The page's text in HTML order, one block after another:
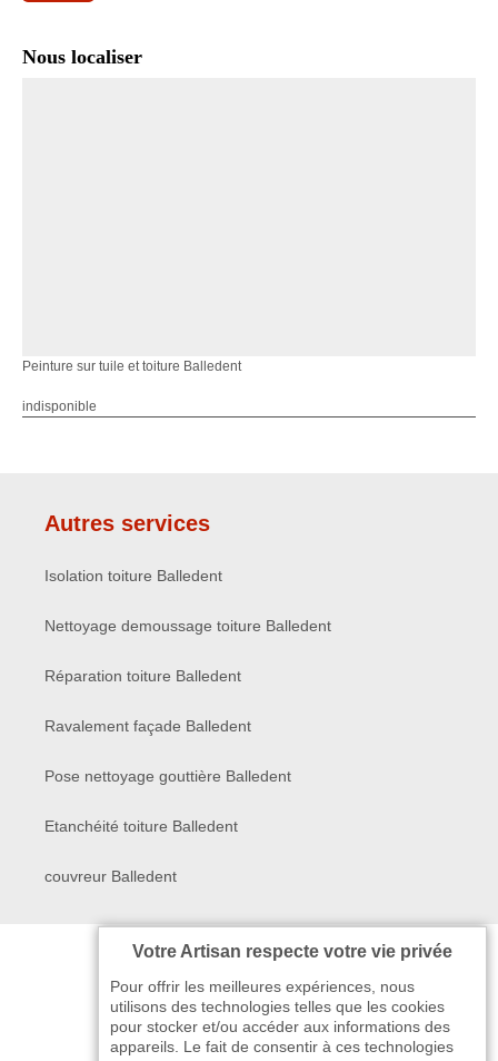
Nous localiser
Peinture sur tuile et toiture Balledent
indisponible
Autres services
Isolation toiture Balledent
Nettoyage demoussage toiture Balledent
Réparation toiture Balledent
Ravalement façade Balledent
Pose nettoyage gouttière Balledent
Etanchéité toiture Balledent
couvreur Balledent
Votre Artisan respecte votre vie privée
Pour offrir les meilleures expériences, nous
utilisons des technologies telles que les cookies
pour stocker et/ou accéder aux informations des
appareils. Le fait de consentir à ces technologies